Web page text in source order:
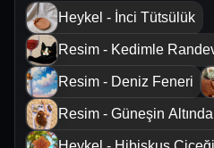
Heykel - İnci Tütsülük
Resim - Kedimle
Resim - Deniz Feneri
Resim - Güneşin Altında